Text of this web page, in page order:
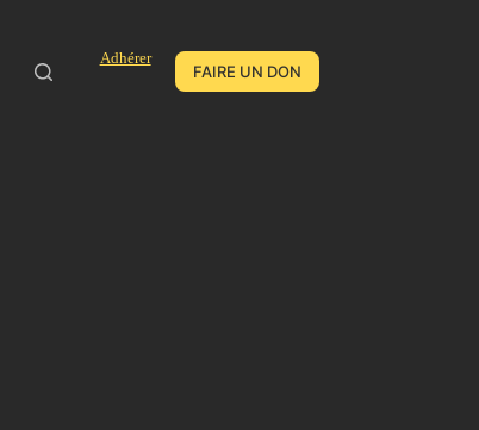
Adhérer
FAIRE UN DON